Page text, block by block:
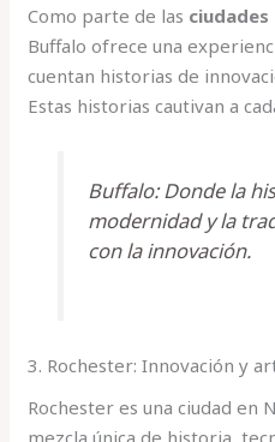
Como parte de las ciudades
Buffalo ofrece una
cuentan historias de
Estas historias cautivan a
Buffalo: Donde la
modernidad y la
con la innovación.
3. Rochester: Innovación y
Rochester es una ciudad en